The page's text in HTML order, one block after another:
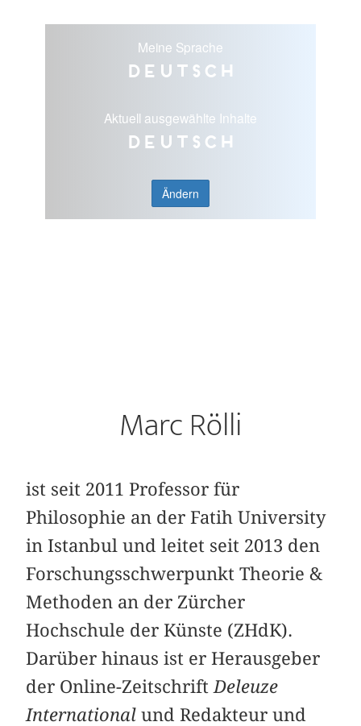
Meine Sprache
Deutsch
Aktuell ausgewählte Inhalte
Deutsch
Ändern
Marc Rölli
ist seit 2011 Professor für
Philosophie an der Fatih University
in Istanbul und leitet seit 2013 den
Forschungsschwerpunkt Theorie &
Methoden an der Zürcher
Hochschule der Künste (ZHdK).
Darüber hinaus ist er Herausgeber
der Online-Zeitschrift Deleuze
International und Redakteur und